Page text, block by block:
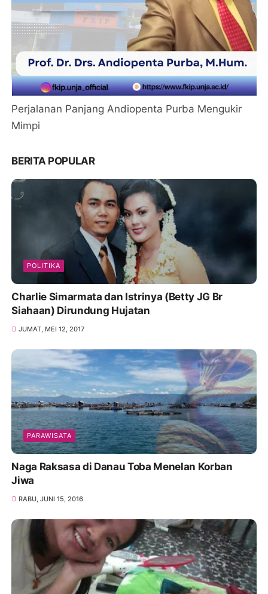
Perjalanan Panjang Andiopenta Purba Mengukir
Mimpi
BERITA POPULAR
POLITIKA
Charlie Simarmata dan Istrinya (Betty JG Br
Siahaan) Dirundung Hujatan
JUMAT, MEI 12, 2017
PARAWISATA
Naga Raksasa di Danau Toba Menelan Korban
Jiwa
RABU, JUNI 15, 2016